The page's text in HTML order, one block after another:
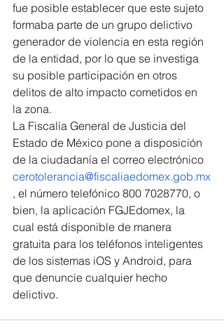
fue posible establecer que este sujeto
formaba parte de un grupo delictivo
generador de violencia en esta región
de la entidad, por lo que se investiga
su posible participación en otros
delitos de alto impacto cometidos en
la zona.
La Fiscalía General de Justicia del
Estado de México pone a disposición
de la ciudadanía el correo electrónico
cerotolerancia@fiscaliaedomex.gob.mx
, el número telefónico 800 7028770, o
bien, la aplicación FGJEdomex, la
cual está disponible de manera
gratuita para los teléfonos inteligentes
de los sistemas iOS y Android, para
que denuncie cualquier hecho
delictivo.